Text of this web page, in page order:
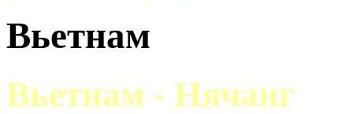
Вьетнам
Вьетнам - Нячанг